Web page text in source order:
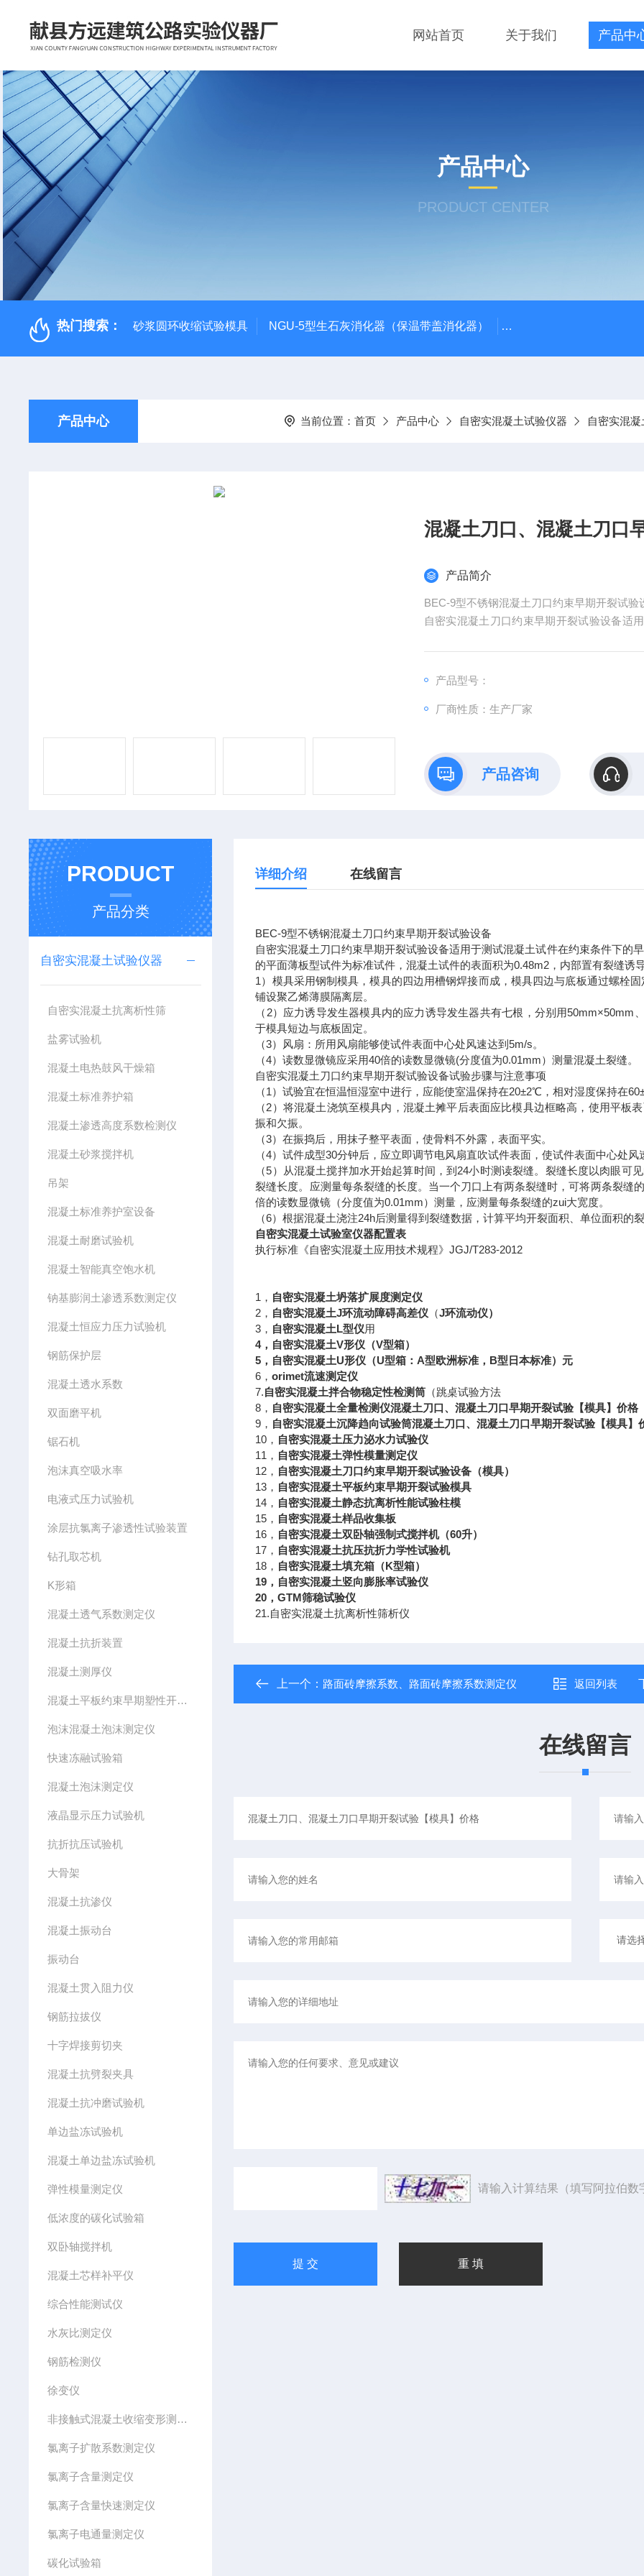
网站首页 关于我们 产品中
产品中心
PRODUCT CENTER
热门搜索： 砂浆圆环收缩试验模具 NGU-5型生石灰消化器（保温带盖消化器） *GB/T 50080-2016标准
产品中心 当前位置：首页 产品中心 自密实混凝土试验仪器 自密实混
混凝土刀口、混凝土刀口
产品简介
BEC-9型不锈钢混凝土刀口约束早期开裂试
自密实混凝土刀口约束早期开裂试验设备适
1）模具采用钢制模具，模具的四边用槽钢焊
产品型号：
厂商性质：生产厂家
产品咨询
PRODUCT
产品分类
自密实混凝土试验仪器
自密实混凝土抗离析性筛
盐雾试验机
混凝土电热鼓风干燥箱
混凝土标准养护箱
混凝土渗透高度系数检测仪
混凝土砂浆搅拌机
吊架
混凝土标准养护室设备
混凝土耐磨试验机
混凝土智能真空饱水机
钠基膨润土渗透系数测定仪
混凝土恒应力压力试验机
钢筋保护层
混凝土透水系数
双面磨平机
锯石机
泡沫真空吸水率
电液式压力试验机
涂层抗氯离子渗透性试验装置
钻孔取芯机
K形箱
混凝土透气系数测定仪
混凝土抗折装置
混凝土测厚仪
混凝土平板约束早期塑性开裂模具
泡沫混凝土泡沫测定仪
快速冻融试验箱
混凝土泡沫测定仪
液晶显示压力试验机
抗折抗压试验机
大骨架
混凝土抗渗仪
混凝土振动台
振动台
混凝土贯入阻力仪
钢筋拉拔仪
十字焊接剪切夹
混凝土抗劈裂夹具
混凝土抗冲磨试验机
单边盐冻试验机
混凝土单边盐冻试验机
弹性模量测定仪
低浓度的碳化试验箱
双卧轴搅拌机
混凝土芯样补平仪
综合性能测试仪
水灰比测定仪
钢筋检测仪
徐变仪
非接触式混凝土收缩变形测定仪
氯离子扩散系数测定仪
氯离子含量测定仪
氯离子含量快速测定仪
氯离子电通量测定仪
碳化试验箱
详细介绍 在线留言
BEC-9型不锈钢混凝土刀口约束早期开裂试验设备
自密实混凝土刀口约束早期开裂试验设备适用于测试混凝土试件在约束条件下的
的平面薄板型试件为标准试件，混凝土试件的表面积为0.48m2，内部置有裂缝诱
1）模具采用钢制模具，模具的四边用槽钢焊接而成，模具四边与底板通过螺栓
铺设聚乙烯薄膜隔离层。
（2）应力诱导发生器模具内的应力诱导发生器共有七根，分别用
于模具短边与底板固定。
（3）风扇：所用风扇能够使试件表面中心处风速达到5m/s。
（4）读数显微镜应采用40倍的读数显微镜(分度值为0.01mm）测量混凝土裂缝。
自密实混凝土刀口约束早期开裂试验设备试验步骤与注意事项
（1）试验宜在恒温恒湿室中进行，应能使室温保持在20±2℃，相对湿度保持在
（2）将混凝土浇筑至模具内，混凝土摊平后表面应比模具边框略高，使用平板
振和欠振。
（3）在振捣后，用抹子整平表面，使骨料不外露，表面平实。
（4）试件成型30分钟后，应立即调节电风扇直吹试件表面，使试件表面中心处
（5）从混凝土搅拌加水开始起算时间，到24小时测读裂缝。裂缝长度以肉眼可
裂缝长度。应测量每条裂缝的长度。当一个刀口上有两条裂缝时，可将两条裂缝
倍的读数显微镜（分度值为0.01mm）测量，应测量每条裂缝的zui大宽度。
（6）根据混凝土浇注24h后测量得到裂缝数据，计算平均开裂面积、单位面积的
自密实混凝土试验室仪器配置表
执行标准《自密实混凝土应用技术规程》JGJ/T283-2012
1， 自密实混凝土坍落扩展度测定仪
2， 自密实混凝土J环流动障碍高差仪 （J环流动仪）
3， 自密实混凝土L型仪用
4，自密实混凝土V形仪（V型箱）
5 ，自密实混凝土U形仪（U型箱：A型欧洲标准， B型日本标准） 元
6，orimet流速测定仪
7.自密实混凝土拌合物稳定性检测筒 （跳桌试验方法
8， 自密实混凝土全量检测仪混凝土刀口、混凝土刀口早期开裂试验【模具】价格
9， 自密实混凝土沉降趋向试验筒混凝土刀口、混凝土刀口早期开裂试验【模具】
10， 自密实混凝土压力泌水力试验仪
11， 自密实混凝土弹性模量测定仪
12， 自密实混凝土刀口约束早期开裂试验设备（模具）
13， 自密实混凝土平板约束早期开裂试验模具
14， 自密实混凝土静态抗离析性能试验柱模
15， 自密实混凝土样品收集板
16， 自密实混凝土双卧轴强制式搅拌机（60升）
17， 自密实混凝土抗压抗折力学性试验机
18， 自密实混凝土填充箱（K型箱）
19 ，自密实混凝土竖向膨胀率试验仪
20 ，GTM筛稳试验仪
21.自密实混凝土抗离析性筛析仪
上一个： 路面砖摩擦系数、路面砖摩擦系数测定仪 返回列表
在线留言
请输入计算结果（填写阿拉伯数